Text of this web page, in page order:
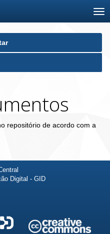
repositório de acordo com a
Digital - GID